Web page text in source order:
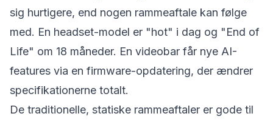
sig hurtigere, end nogen rammeaftale kan følge
med. En headset-model er "hot" i dag og "End of
Life" om 18 måneder. En videobar får nye AI-
features via en firmware-opdatering, der ændrer
specifikationerne totalt.
De traditionelle, statiske rammeaftaler er gode til